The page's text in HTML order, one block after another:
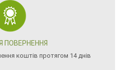
ПОВЕРНЕННЯ
коштів протягом 14 днів